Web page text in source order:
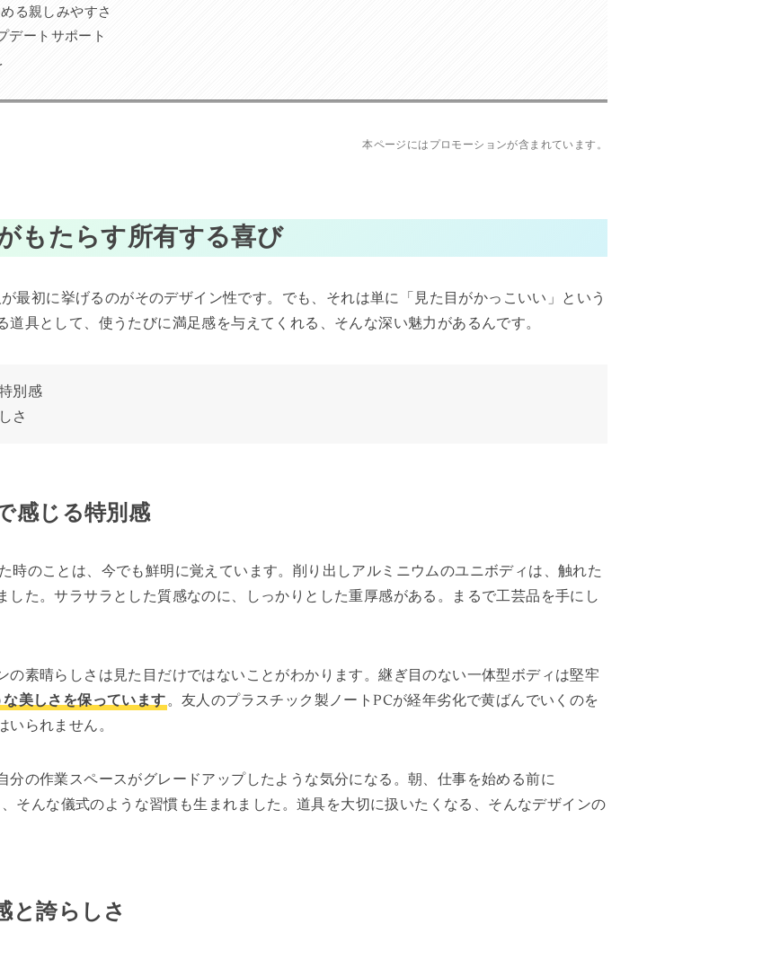
る親しみやすさ
デートサポート
本ページにはプロモーションが含まれています。
もたらす所有する喜び
最初に挙げるのがそのデザイン性です。でも、それは単に「見た目がかっこいい」という
具として、使うたびに満足感を与えてくれる、そんな深い魅力があるんです。
別感
さ
感じる特別感
のことは、今でも鮮明に覚えています。削り出しアルミニウムのユニボディは、触れた
した。サラサラとした質感なのに、しっかりとした重厚感がある。まるで工芸品を手にし
の素晴らしさは見た目だけではないことがわかります。継ぎ目のない一体型ボディは堅牢
美しさを保っています。友人のプラスチック製ノートPCが経年劣化で黄ばんでいくのを
られません。
分の作業スペースがグレードアップしたような気分になる。朝、仕事を始める前に
そんな儀式のような習慣も生まれました。道具を大切に扱いたくなる、そんなデザインの
と誇らしさ